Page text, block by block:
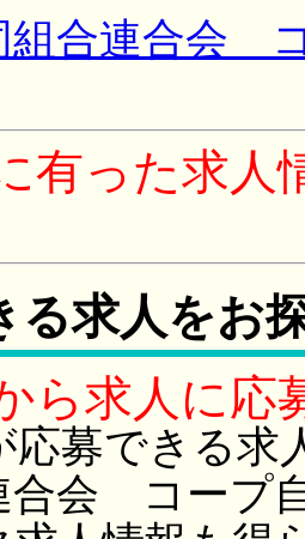
組合連合会
有った求人
る求人をお
ら求人に応
応募できる求
合会 コープ